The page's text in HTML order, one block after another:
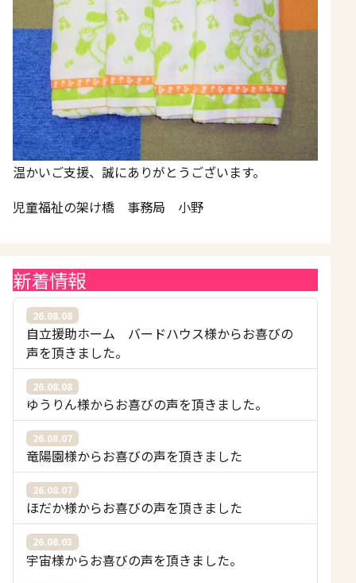
温かいご支援、誠にありがとうございます。
児童福祉の架け橋 事務局 小野
新着情報
26.08.08
自立援助ホーム バードハウス様からお喜びの
声を頂きました。
26.08.08
ゆうりん様からお喜びの声を頂きました。
26.08.07
竜陽園様からお喜びの声を頂きました
26.08.07
ほだか様からお喜びの声を頂きました
26.08.03
宇宙様からお喜びの声を頂きました。